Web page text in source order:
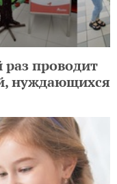
проводит
нуждающихся